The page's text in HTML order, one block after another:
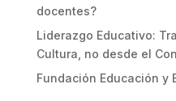
docentes?
Liderazgo Educativo:
Cultura, no desde el
Fundación Educación y